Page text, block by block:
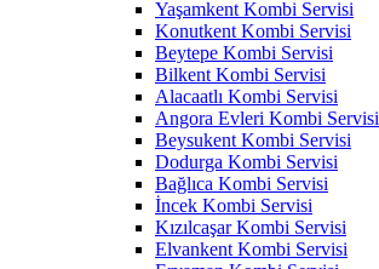
Yaşamkent Kombi Servisi
Konutkent Kombi Servisi
Beytepe Kombi Servisi
Bilkent Kombi Servisi
Alacaatlı Kombi Servisi
Angora Evleri Kombi Servisi
Beysukent Kombi Servisi
Dodurga Kombi Servisi
Bağlıca Kombi Servisi
İncek Kombi Servisi
Kızılcaşar Kombi Servisi
Elvankent Kombi Servisi